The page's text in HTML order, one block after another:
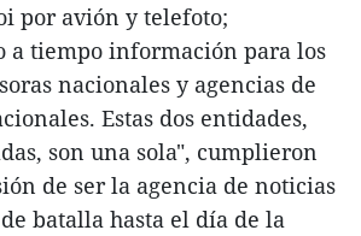
por avión y telefoto;
a tiempo información para los
nacionales y agencias de
Estas dos entidades,
son una sola", cumplieron
de ser la agencia de noticias
batalla hasta el día de la